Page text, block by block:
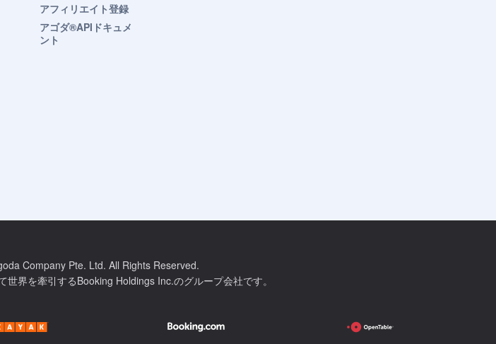
アフィリエイト登録
アゴダ®APIドキュメ
ント
Company Pte. Ltd. All Rights Reserved.
界を牽引するBooking Holdings Inc.のグループ会社です。